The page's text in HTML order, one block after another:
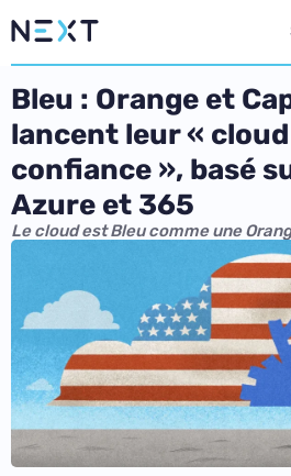
Bleu : Orange et
lancent leur «
confiance », basé
Azure et 365
Le cloud est Bleu comme une